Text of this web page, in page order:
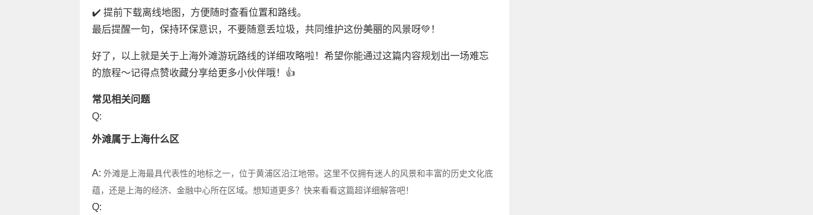
✔️ 提前下载离线地图，方便随时查看位置和路线。
最后提醒一句，保持环保意识，不要随意丢垃圾，共同维护这份美丽的风景呀💚！
好了，以上就是关于上海外滩游玩路线的详细攻略啦！希望你能通过这篇内容规划出一场难忘
的旅程～记得点赞收藏分享给更多小伙伴哦！👍
常见相关问题
Q:
外滩属于上海什么区
A: 外滩是上海最具代表性的地标之一，位于黄浦区沿江地带。这里不仅拥有迷人的风景和丰富的历史文化底
蕴，还是上海的经济、金融中心所在区域。想知道更多？快来看看这篇超详细解答吧！
Q: